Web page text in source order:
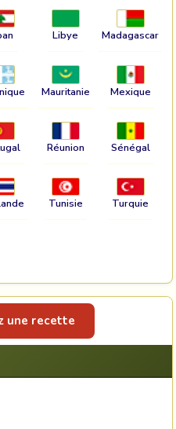
Libye Madagascar
Mauritanie Mexique
Réunion Sénégal
Tunisie Turquie
une recette